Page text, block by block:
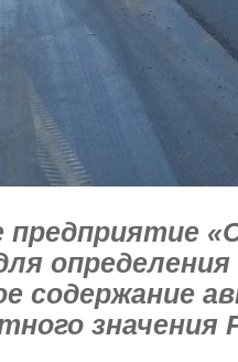
предприятие
содержание
значения